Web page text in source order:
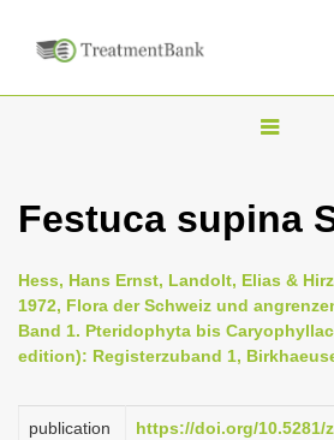
T
g
n
a
i
Festuca supina
Hess, Hans Ernst, Landolt, Elias &
1972, Flora der Schweiz und
Band 1. Pteridophyta bis
edition): Registerzuband 1,
publication
https://doi.org/10.5281/